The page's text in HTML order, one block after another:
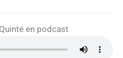
en podcast